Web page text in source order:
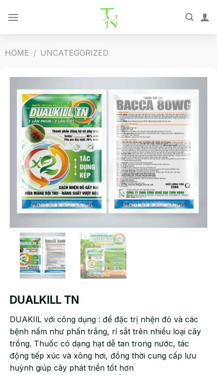
HOME / UNCATEGORIZED
DUALKILL TN
DUAKIlL với công dụng : để đặc trị nhện đỏ và các
bệnh nấm như phấn trắng, rỉ sắt trên nhiều loại cây
trồng. Thuốc có dạng hạt dễ tan trong nước, tác
động tiếp xúc và xông hơi, đồng thời cung cấp lưu
huỳnh giúp cây phát triển tốt hơn